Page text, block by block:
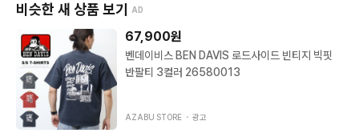
비슷한 새 상품 보기 AD
67,900원
벤데이비스 BEN DAVIS 로드사이드 빈티지 빅핏
반팔티 3컬러 26580013
AZABU STORE ・ 광고